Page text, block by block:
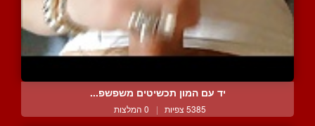
יד עם המון תכשיטים משפשפ...
5385 צפיות | 0 המלצות